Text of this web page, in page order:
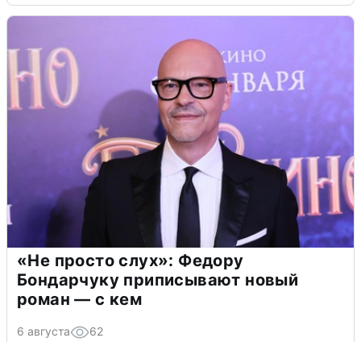
«Не просто слух»: Федору
Бондарчуку приписывают новый
роман — с кем
6 августа 62